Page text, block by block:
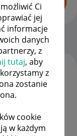
Ci
jej
informacje
danych
z
tutaj, aby
z
zostanie
cookie
w każdym
OPCJE
na